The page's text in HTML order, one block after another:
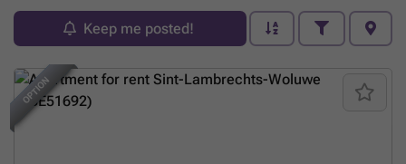
Keep me posted!
NEW
OPTION